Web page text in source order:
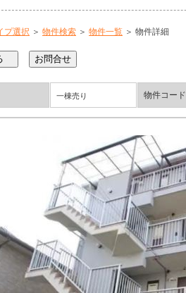
プ選択 ＞ 物件検索 ＞ 物件一覧 ＞ 物件詳細
一棟売り 物件コード